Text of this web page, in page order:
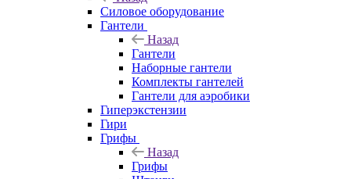
Силовое оборудование
Гантели
Назад
Гантели
Наборные гантели
Комплекты гантелей
Гантели для аэробики
Гиперэкстензии
Гири
Грифы
Назад
Грифы